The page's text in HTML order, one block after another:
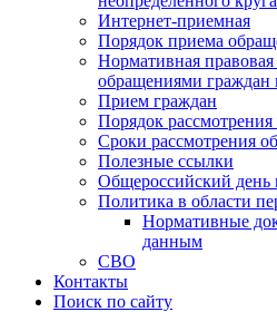
Интернет-приемная
Порядок приема
Нормативная правовая
обращениями граждан
Прием граждан
Порядок
Сроки рассмотрения
Полезные ссылки
Общероссийский день
Политика в области
Нормативные
данным
СВО
Контакты
Поиск по сайту